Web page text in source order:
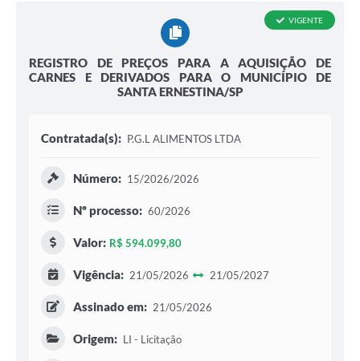
REGISTRO DE PREÇOS PARA A AQUISIÇÃO DE
CARNES E DERIVADOS PARA O MUNICÍPIO DE
SANTA ERNESTINA/SP
VIGENTE
Contratada(s): P.G.L ALIMENTOS LTDA
Número: 15/2026/2026
Nº processo: 60/2026
Valor: R$ 594.099,80
Vigência: 21/05/2026 21/05/2027
Assinado em: 21/05/2026
Origem: LI - Licitação